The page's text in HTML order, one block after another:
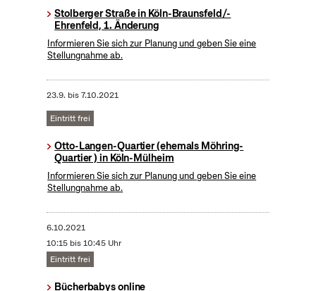
Stolberger Straße in Köln-Braunsfeld/-
Ehrenfeld, 1. Änderung
Informieren Sie sich zur Planung und geben Sie eine
Stellungnahme ab.
23.9. bis7.10.2021
Eintritt frei
Otto-Langen-Quartier (ehemals Möhring-
Quartier ) in Köln-Mülheim
Informieren Sie sich zur Planung und geben Sie eine
Stellungnahme ab.
6.10.2021
10:15 bis 10:45 Uhr
Eintritt frei
Bücherbabys online